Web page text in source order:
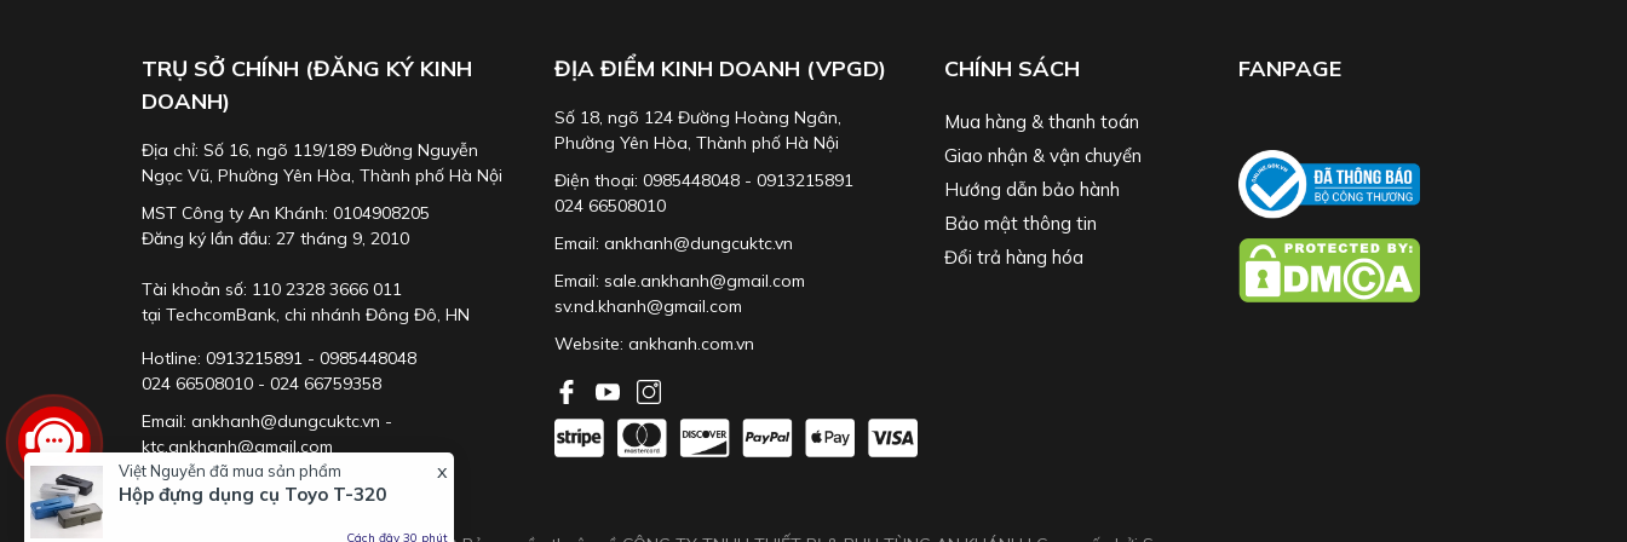
TRỤ SỞ CHÍNH (ĐĂNG KÝ KINH
DOANH)
Địa chỉ: Số 16, ngõ 119/189 Đường Nguyễn
Ngọc Vũ, Phường Yên Hòa, Thành phố Hà Nội
MST Công ty An Khánh: 0104908205
Đăng ký lần đầu: 27 tháng 9, 2010
Tài khoản số: 110 2328 3666 011
tại TechcomBank, chi nhánh Đông Đô, HN
Hotline: 0913215891 - 0985448048
024 66508010 - 024 66759358
Email: ankhanh@dungcuktc.vn -
ktc.ankhanh@gmail.com
ĐỊA ĐIỂM KINH DOANH (VPGD)
Số 18, ngõ 124 Đường Hoàng Ngân,
Phường Yên Hòa, Thành phố Hà Nội
Điện thoại: 0985448048 - 0913215891
024 66508010
Email: ankhanh@dungcuktc.vn
Email: sale.ankhanh@gmail.com
sv.nd.khanh@gmail.com
Website:ankhanh.com.vn
CHÍNH SÁCH
Mua hàng & thanh toán
Giao nhận & vận chuyển
Hướng dẫn bảo hành
Bảo mật thông tin
Đổi trả hàng hóa
FANPAGE
x
Việt Nguyễn đã mua sản phẩm
Hộp đựng dụng cụ Toyo T-320
Cách đây 30 phút